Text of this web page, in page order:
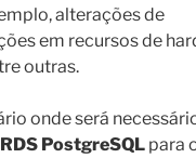
alterações de
em recursos de
outras.
onde será
RDS PostgreSQL para